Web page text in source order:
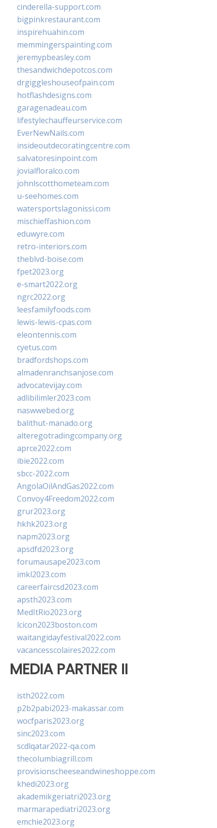
cinderella-support.com
bigpinkrestaurant.com
inspirehuahin.com
memmingerspainting.com
jeremypbeasley.com
thesandwichdepotcos.com
drgiggleshouseofpain.com
hotflashdesigns.com
garagenadeau.com
lifestylechauffeurservice.com
EverNewNails.com
insideoutdecoratingcentre.com
salvatoresinpoint.com
jovialfloralco.com
johnlscotthometeam.com
u-seehomes.com
watersportslagonissi.com
mischieffashion.com
eduwyre.com
retro-interiors.com
theblvd-boise.com
fpet2023.org
e-smart2022.org
ngrc2022.org
leesfamilyfoods.com
lewis-lewis-cpas.com
eleontennis.com
cyetus.com
bradfordshops.com
almadenranchsanjose.com
advocatevijay.com
adlibilimler2023.com
naswwebed.org
balithut-manado.org
alteregotradingcompany.org
aprce2022.com
ibie2022.com
sbcc-2022.com
AngolaOilAndGas2022.com
Convoy4Freedom2022.com
grur2023.org
hkhk2023.org
napm2023.org
apsdfd2023.org
forumausape2023.com
imkl2023.com
careerfaircsd2023.com
apsth2023.com
MedItRio2023.org
lcicon2023boston.com
waitangidayfestival2022.com
vacancesscolaires2022.com
MEDIA PARTNER II
isth2022.com
p2b2pabi2023-makassar.com
wocfparis2023.org
sinc2023.com
scdlqatar2022-qa.com
thecolumbiagrill.com
provisionscheeseandwineshoppe.com
khedi2023.org
akademikgeriatri2023.org
marmarapediatri2023.org
emchie2023.org